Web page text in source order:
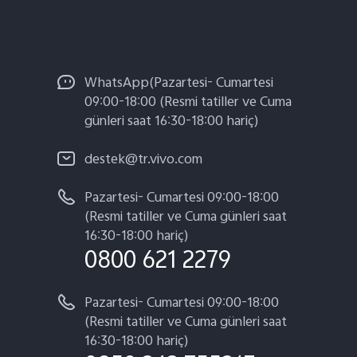
WhatsApp(Pazartesi- Cumartesi
09:00-18:00 (Resmi tatiller ve Cuma
günleri saat 16:30-18:00 hariç)
destek@tr.vivo.com
Pazartesi- Cumartesi 09:00-18:00
(Resmi tatiller ve Cuma günleri saat
16:30-18:00 hariç)
0800 621 2279
Pazartesi- Cumartesi 09:00-18:00
(Resmi tatiller ve Cuma günleri saat
16:30-18:00 hariç)